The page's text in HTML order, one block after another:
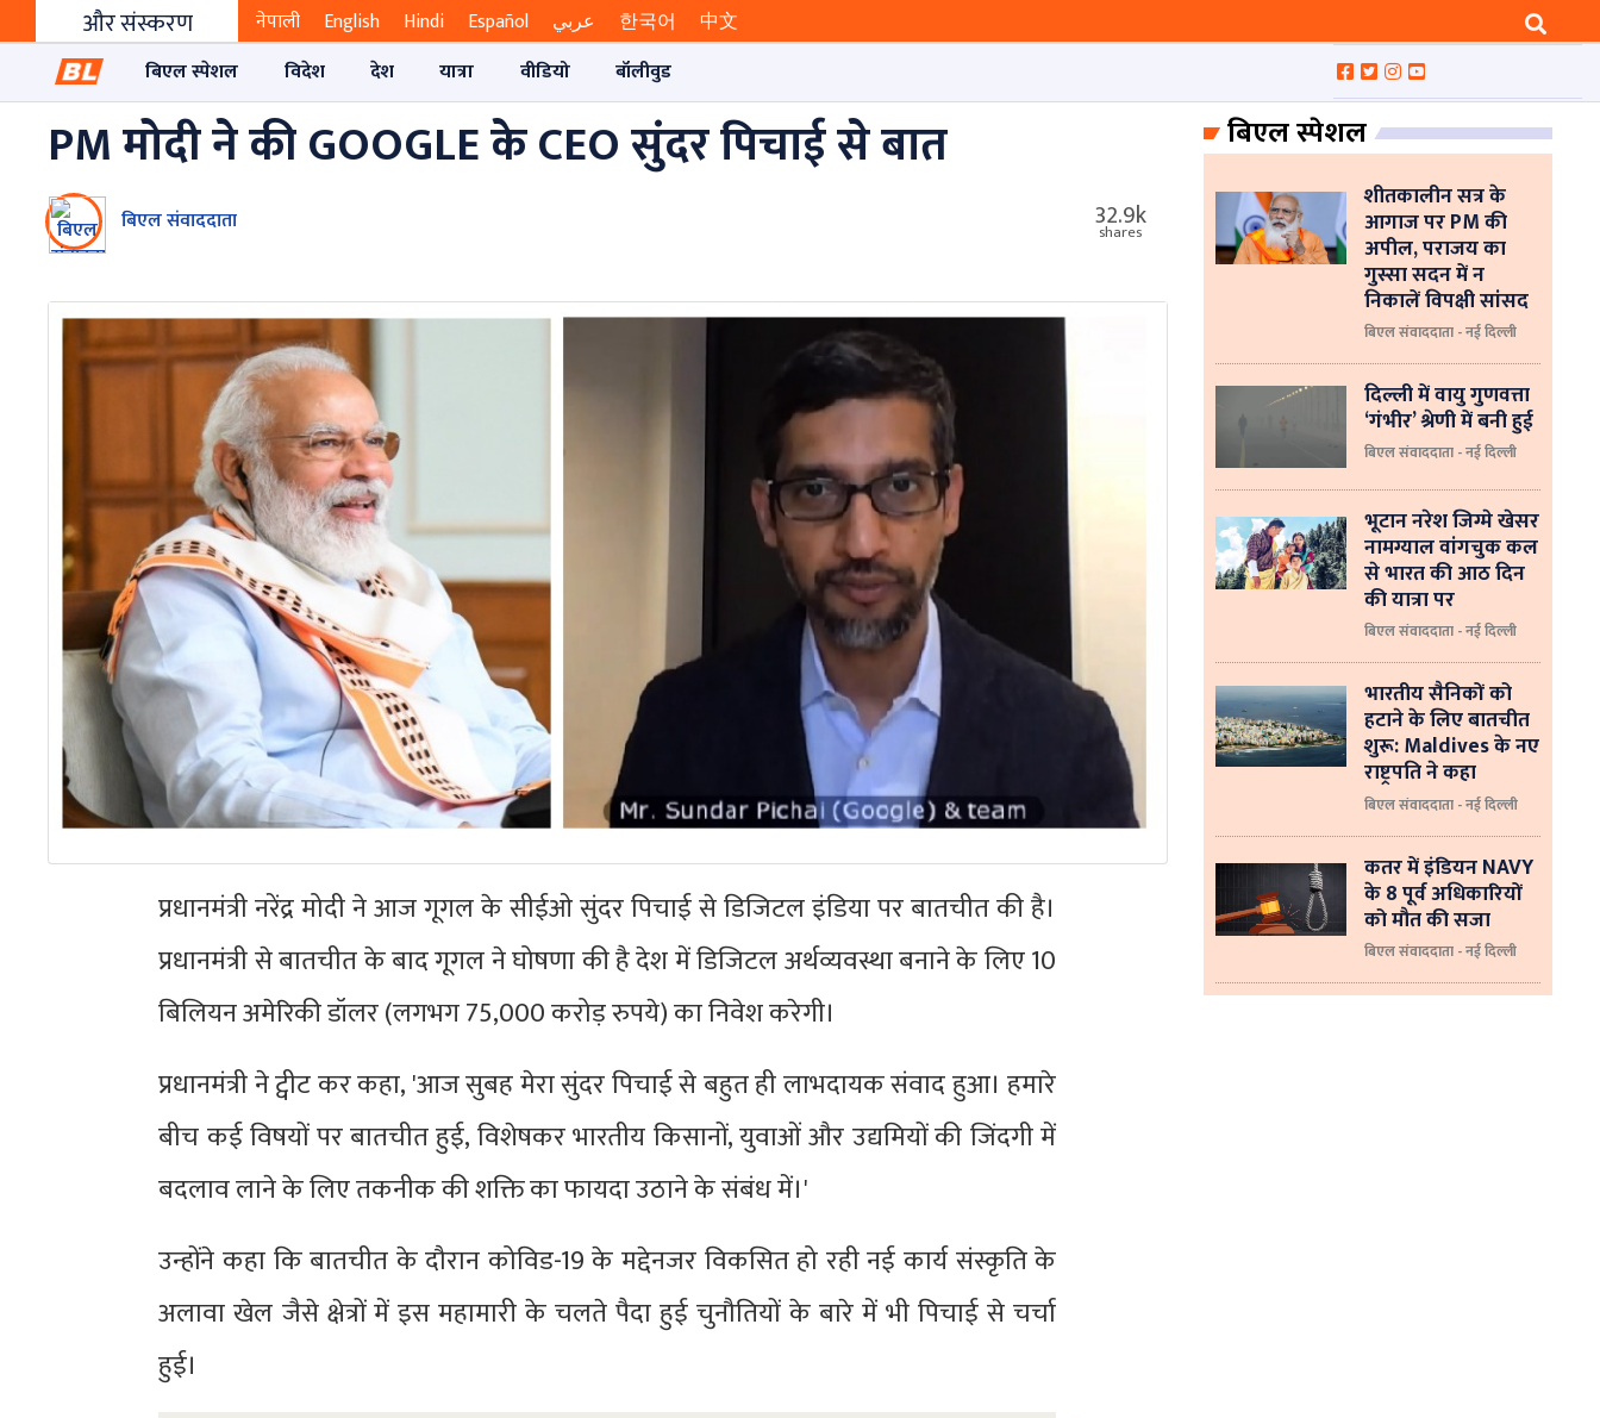
और संस्करण नेपाली English Hindi Español عربي 한국어
中文
बिएल स्पेशल
विदेश देश यात्रा वीडियो बॉलीवुड
PM मोदी ने की GOOGLE के CEO सुंदर पिचाई से बात
बिएल संवाददाता 32.9k
shares
प्रधानमंत्री नरेंद्र मोदी ने आज गूगल के सीईओ सुंदर पिचाई से डिजिटल इंडिया पर बातचीत की है।
प्रधानमंत्री से बातचीत के बाद गूगल ने घोषणा की है देश में डिजिटल अर्थव्यवस्था बनाने के लिए 10
बिलियन अमेरिकी डॉलर (लगभग 75,000 करोड़ रुपये) का निवेश करेगी।
प्रधानमंत्री ने ट्वीट कर कहा, 'आज सुबह मेरा सुंदर पिचाई से बहुत ही लाभदायक संवाद हुआ। हमारे
बीच कई विषयों पर बातचीत हुई, विशेषकर भारतीय किसानों, युवाओं और उद्यमियों की जिंदगी में
बदलाव लाने के लिए तकनीक की शक्ति का फायदा उठाने के संबंध में।'
उन्होंने कहा कि बातचीत के दौरान कोविड-19 के मद्देनजर विकसित हो रही नई कार्य संस्कृति के
अलावा खेल जैसे क्षेत्रों में इस महामारी के चलते पैदा हुई चुनौतियों के बारे में भी पिचाई से चर्चा
हुई।
बिएल स्पेशल
शीतकालीन सत्र के
आगाज पर PM की
अपील, पराजय का
गुस्सा सदन में न
निकालें विपक्षी सांसद
बिएल संवाददाता - नई दिल्ली
दिल्ली में वायु गुणवत्ता
‘गंभीर’ श्रेणी में बनी हुई
बिएल संवाददाता - नई दिल्ली
भूटान नरेश जिग्मे खेसर
नामग्याल वांगचुक कल
से भारत की आठ दिन
की यात्रा पर
बिएल संवाददाता - नई दिल्ली
भारतीय सैनिकों को
हटाने के लिए बातचीत
शुरू: Maldives के नए
राष्ट्रपति ने कहा
बिएल संवाददाता - नई दिल्‍ली
कतर में इंडियन NAVY
के 8 पूर्व अधिकारियों
को मौत की सजा
बिएल संवाददाता - नई दिल्ली